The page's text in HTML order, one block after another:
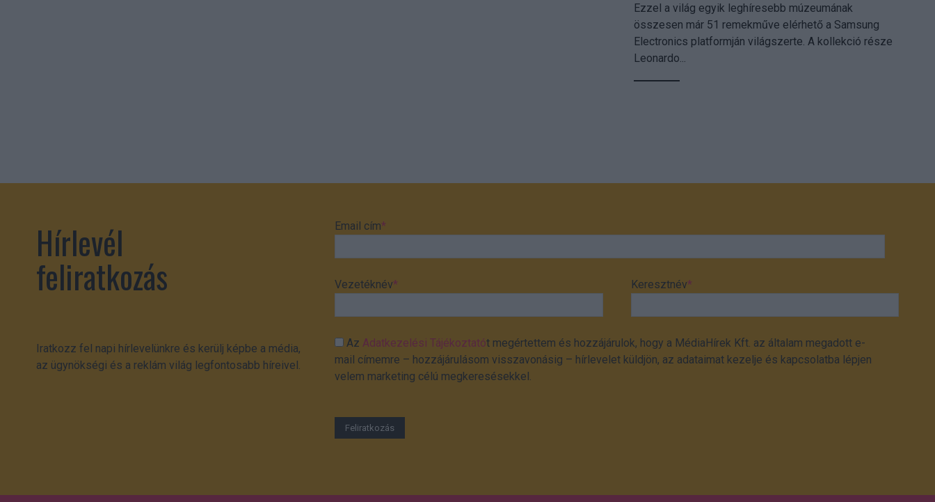
Ezzel a világ egyik leghíresebb múzeumának
összesen már 51 remekműve elérhető a Samsung
Electronics platformján világszerte. A kollekció része
Leonardo...
Hírlevél
feliratkozás
Iratkozz fel napi hírlevelünkre és kerülj képbe a média,
az ügynökségi és a reklám világ legfontosabb híreivel.
Email cím*
Vezetéknév* Keresztnév*
AzAdatkezelési Tájékoztatót megértettem és hozzájárulok, hogy a MédiaHírek Kft. az általam megadott e-
mail címemre – hozzájárulásom visszavonásig – hírlevelet küldjön, az adataimat kezelje és kapcsolatba lépjen
velem marketing célú megkeresésekkel.